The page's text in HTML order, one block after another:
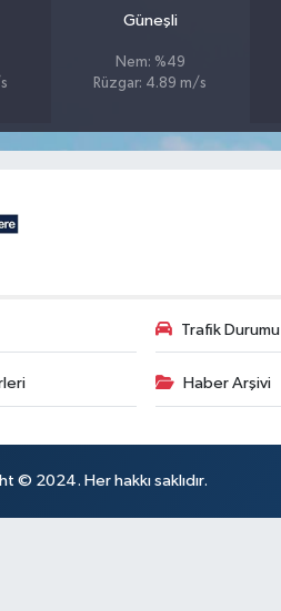
Güneşli
Nem: %49
Rüzgar: 4.89 m/s
Trafik Durumu
Haber Arşivi
© 2024. Her hakkı saklıdır.